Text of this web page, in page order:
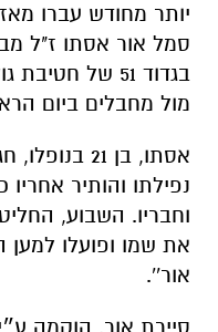
יותר מחודש עברו
סמל אור אסתו ז"ל
בגדוד 51 של
מול מחבלים ביום
אסתו, בן 21
נפילתו והותיר
וחבריו. השבוע,
את שמו ופועלו למען
אור''.